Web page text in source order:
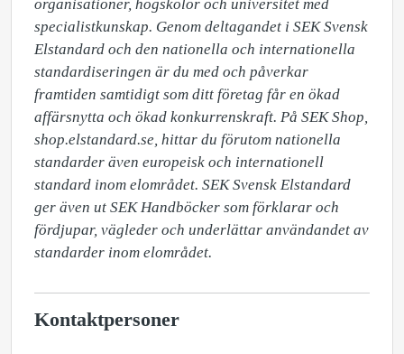
organisationer, högskolor och universitet med
specialistkunskap. Genom deltagandet i SEK Svensk
Elstandard och den nationella och internationella
standardiseringen är du med och påverkar
framtiden samtidigt som ditt företag får en ökad
affärsnytta och ökad konkurrenskraft. På SEK Shop,
shop.elstandard.se, hittar du förutom nationella
standarder även europeisk och internationell
standard inom elområdet. SEK Svensk Elstandard
ger även ut SEK Handböcker som förklarar och
fördjupar, vägleder och underlättar användandet av
standarder inom elområdet.
Kontaktpersoner